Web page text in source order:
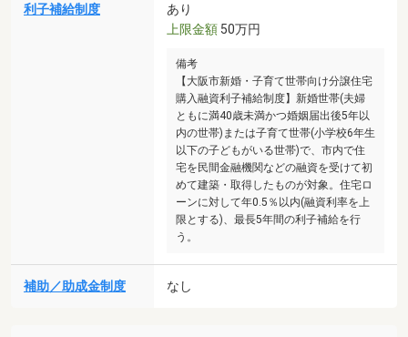
利子補給制度
あり
上限金額 50万円
備考
【大阪市新婚・子育て世帯向け分譲住宅
購入融資利子補給制度】新婚世帯(夫婦
ともに満40歳未満かつ婚姻届出後5年以
内の世帯)または子育て世帯(小学校6年生
以下の子どもがいる世帯)で、市内で住
宅を民間金融機関などの融資を受けて初
めて建築・取得したものが対象。住宅ロ
ーンに対して年0.5％以内(融資利率を上
限とする)、最長5年間の利子補給を行
う。
補助／助成金制度 なし